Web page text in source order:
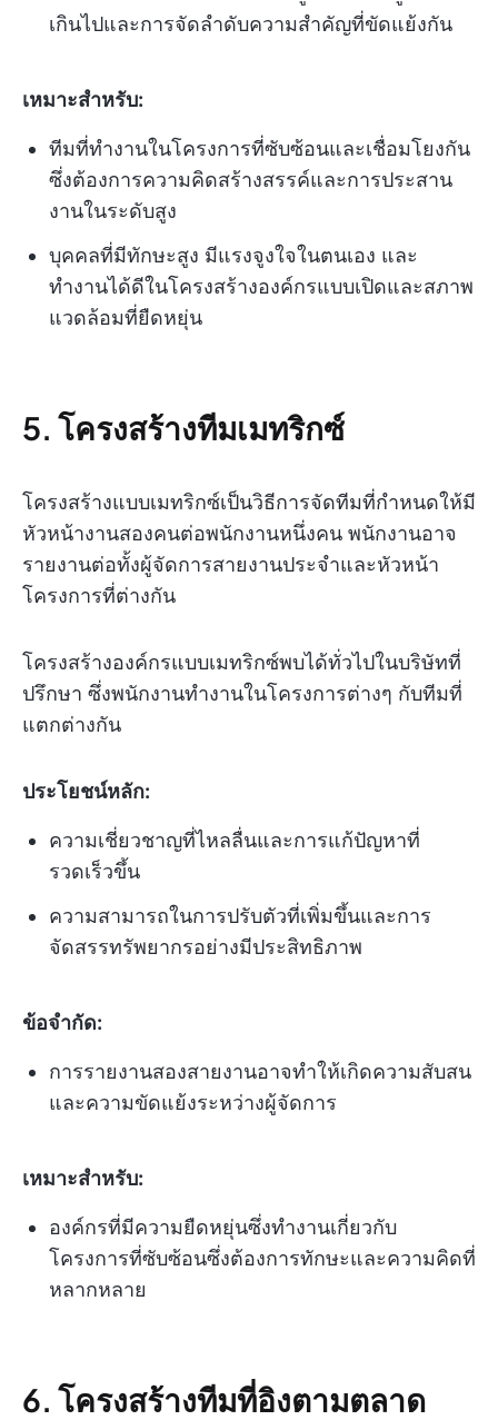
เกินไปและการจัดลำดับความสำคัญที่ขัดแย้งกัน
เหมาะสำหรับ:
ทีมที่ทำงานในโครงการที่ซับซ้อนและเชื่อมโยงกัน
ซึ่งต้องการความคิดสร้างสรรค์และการประสาน
งานในระดับสูง
บุคคลที่มีทักษะสูง มีแรงจูงใจในตนเอง และ
ทำงานได้ดีในโครงสร้างองค์กรแบบเปิดและสภาพ
แวดล้อมที่ยืดหยุ่น
5. โครงสร้างทีมเมทริกซ์
โครงสร้างแบบเมทริกซ์เป็นวิธีการจัดทีมที่กำหนดให้มี
หัวหน้างานสองคนต่อพนักงานหนึ่งคน พนักงานอาจ
รายงานต่อทั้งผู้จัดการสายงานประจำและหัวหน้า
โครงการที่ต่างกัน
โครงสร้างองค์กรแบบเมทริกซ์พบได้ทั่วไปในบริษัทที่
ปรึกษา ซึ่งพนักงานทำงานในโครงการต่างๆ กับทีมที่
แตกต่างกัน
ประโยชน์หลัก:
ความเชี่ยวชาญที่ไหลลื่นและการแก้ปัญหาที่
รวดเร็วขึ้น
ความสามารถในการปรับตัวที่เพิ่มขึ้นและการ
จัดสรรทรัพยากรอย่างมีประสิทธิภาพ
ข้อจำกัด:
การรายงานสองสายงานอาจทำให้เกิดความสับสน
และความขัดแย้งระหว่างผู้จัดการ
เหมาะสำหรับ:
องค์กรที่มีความยืดหยุ่นซึ่งทำงานเกี่ยวกับ
โครงการที่ซับซ้อนซึ่งต้องการทักษะและความคิดที่
หลากหลาย
6. โครงสร้างทีมที่อิงตามตลาด